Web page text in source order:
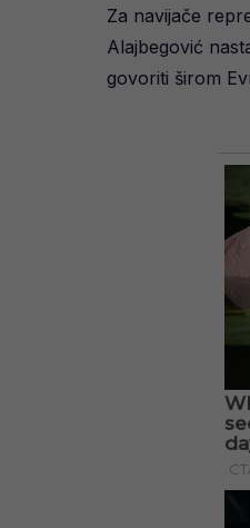
Za navijače
Alajbegović
govoriti širom